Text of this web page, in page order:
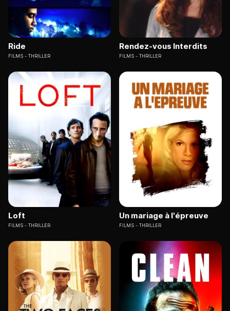
Ride
FILMS THRILLER
Rendez-vous Interdits
FILMS THRILLER
Loft
FILMS THRILLER
Un mariage à l'épreuve
FILMS THRILLER